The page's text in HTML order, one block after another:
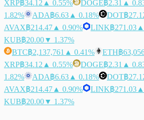
XRP฿34.12 ▲ 0.55% DOGE฿2.31 ▲
1.82%
ADA฿6.63 ▲ 0.18% DOT฿
AVAX฿214.47 ▲ 0.90% LINK฿271.03
KUB฿20.00▼ 1.37%
BTC฿2,137,761 ▲ 0.41% ETH฿
XRP฿34.12 ▲ 0.55% DOGE฿2.31 ▲
1.82%
ADA฿6.63 ▲ 0.18% DOT฿
AVAX฿214.47 ▲ 0.90% LINK฿271.03
KUB฿20.00▼ 1.37%